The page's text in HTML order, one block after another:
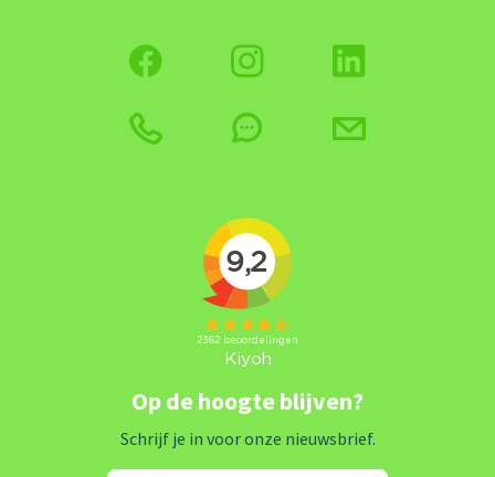
Op de hoogte blijven?
Schrijf je in voor onze nieuwsbrief.